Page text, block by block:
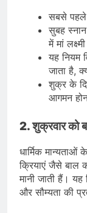
सबसे पहले
सुबह
में मां
यह नियम
जाता है,
शुक्र के
आगमन
2. शुक्रवार को
धार्मिक
क्रियाएं जैसे बाल
मानी जाती हैं। यह
और सौम्यता की